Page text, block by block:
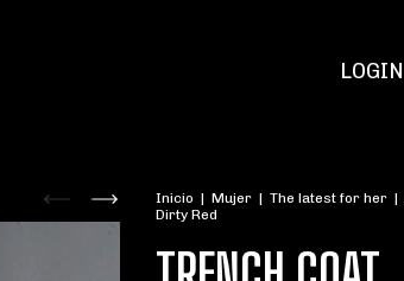
LOGIN
Inicio | Mujer | The latest for her |
Dirty Red